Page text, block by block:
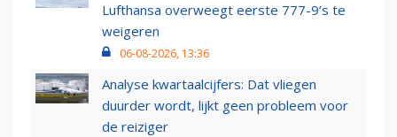
Lufthansa overweegt eerste 777-9’s te
weigeren
06-08-2026, 13:36
Analyse kwartaalcijfers: Dat vliegen
duurder wordt, lijkt geen probleem voor
de reiziger